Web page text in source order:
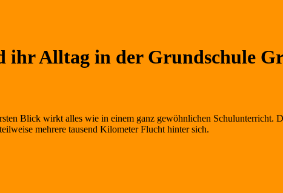
ihr Alltag in der Grundschule
Blick wirkt alles wie in einem ganz gewöhnlichen Schulunterricht.
mehrere tausend Kilometer Flucht hinter sich.